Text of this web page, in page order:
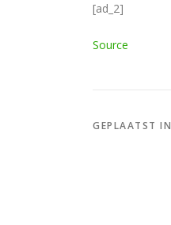
[ad_2]
Source
GEPLAATST IN